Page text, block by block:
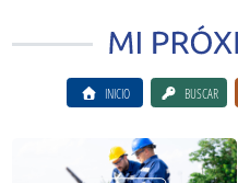
INICIO BUSCAR